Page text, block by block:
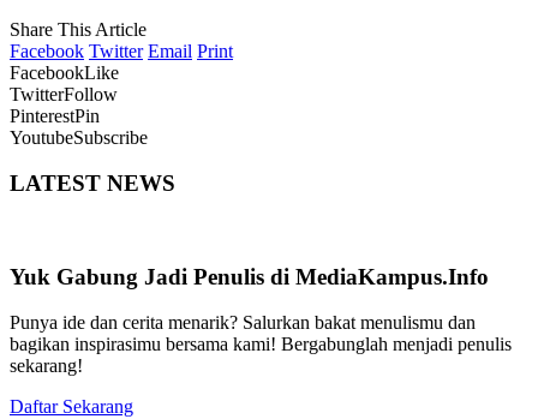
Share This Article
Facebook Twitter Email Print
FacebookLike
TwitterFollow
PinterestPin
YoutubeSubscribe
LATEST NEWS
Yuk Gabung Jadi Penulis di MediaKampus.Info
Punya ide dan cerita menarik? Salurkan bakat menulismu dan
bagikan inspirasimu bersama kami! Bergabunglah menjadi penulis
sekarang!
Daftar Sekarang